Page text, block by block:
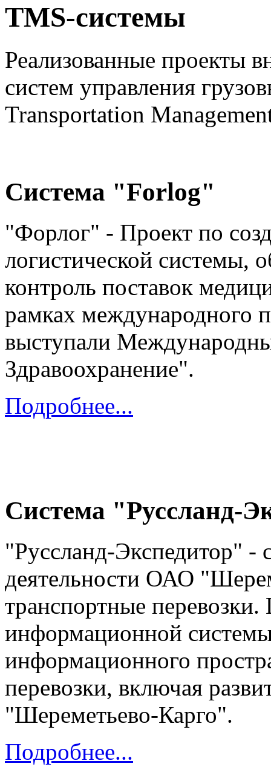
TMS-системы
Реализованные проекты
систем управления
Transportation
Система "Forlog"
"Форлог" - Проект по
логистической системы,
контроль поставок
рамках международного
выступали
Здравоохранение".
Подробнее...
Система "Руссланд-
"Руссланд-Экспедитор" -
деятельности ОАО
транспортные
информационной
информационного
перевозки, включая
"Шереметьево-Карго".
Подробнее...